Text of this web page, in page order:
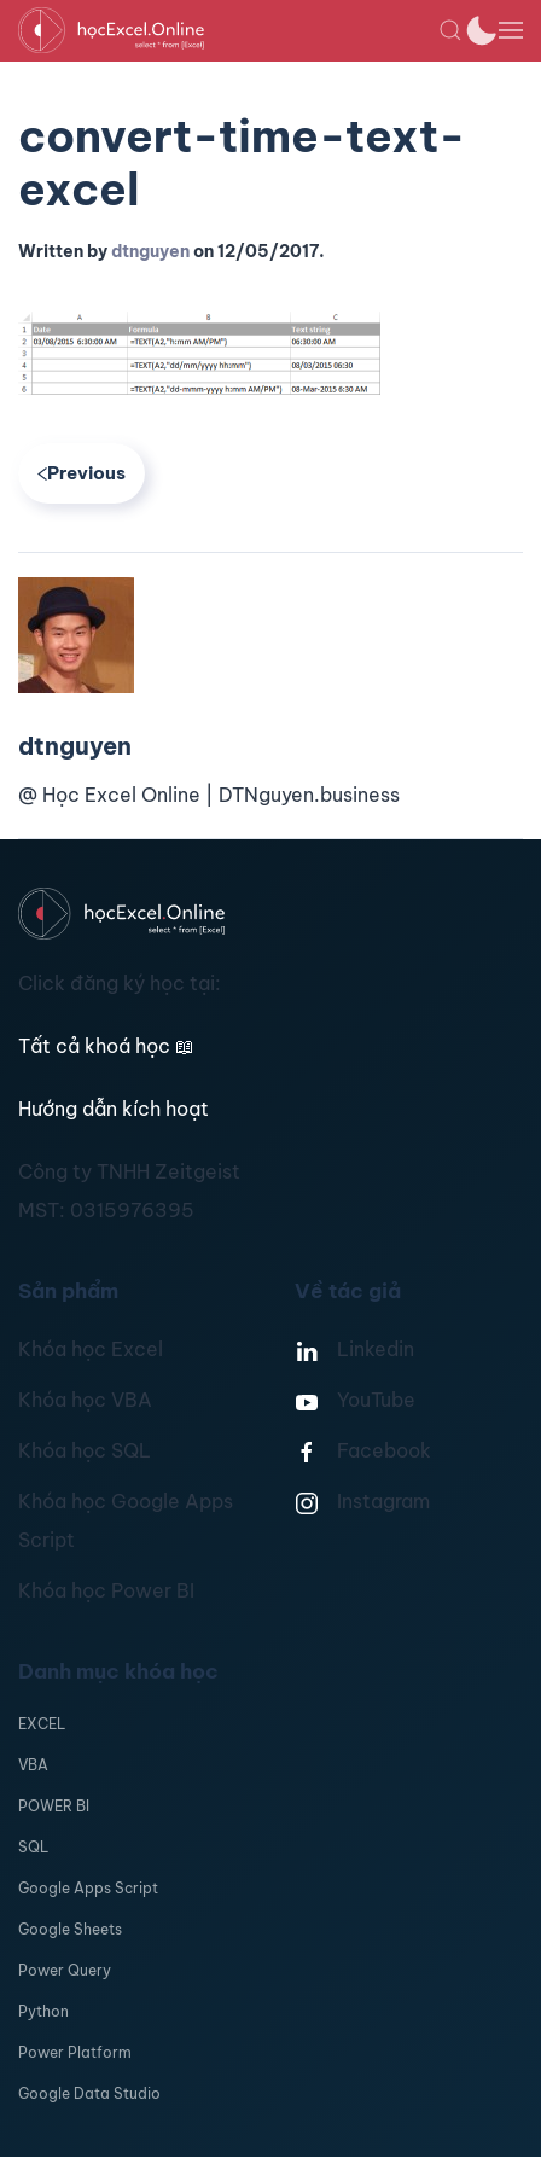
convert-time-text-
excel
Written bydtnguyenon12/05/2017.
Previous
dtnguyen
@ Học Excel Online | DTNguyen.business
Click đăng ký học tại:
Tất cả khoá học 📖
Hướng dẫn kích hoạt
Công ty TNHH Zeitgeist
MST: 0315976395
Sản phẩm
Khóa học Excel
Khóa học VBA
Khóa học SQL
Khóa học Google Apps
Script
Khóa học Power BI
Về tác giả
Linkedin
YouTube
Facebook
Instagram
Danh mục khóa học
EXCEL
VBA
POWER BI
SQL
Google Apps Script
Google Sheets
Power Query
Python
Power Platform
Google Data Studio